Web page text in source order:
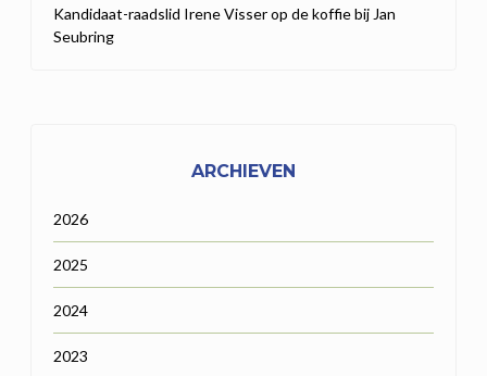
Kandidaat-raadslid Irene Visser op de koffie bij Jan
Seubring
ARCHIEVEN
2026
2025
2024
2023